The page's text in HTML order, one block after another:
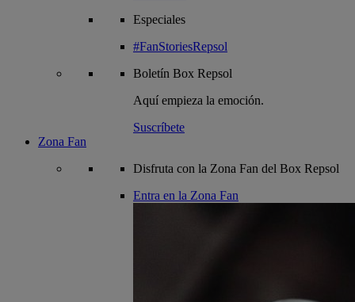
Especiales
#FanStoriesRepsol
Boletín Box Repsol
Aquí empieza la emoción.
Suscríbete
Zona Fan
Disfruta con la Zona Fan del Box Repsol
Entra en la Zona Fan